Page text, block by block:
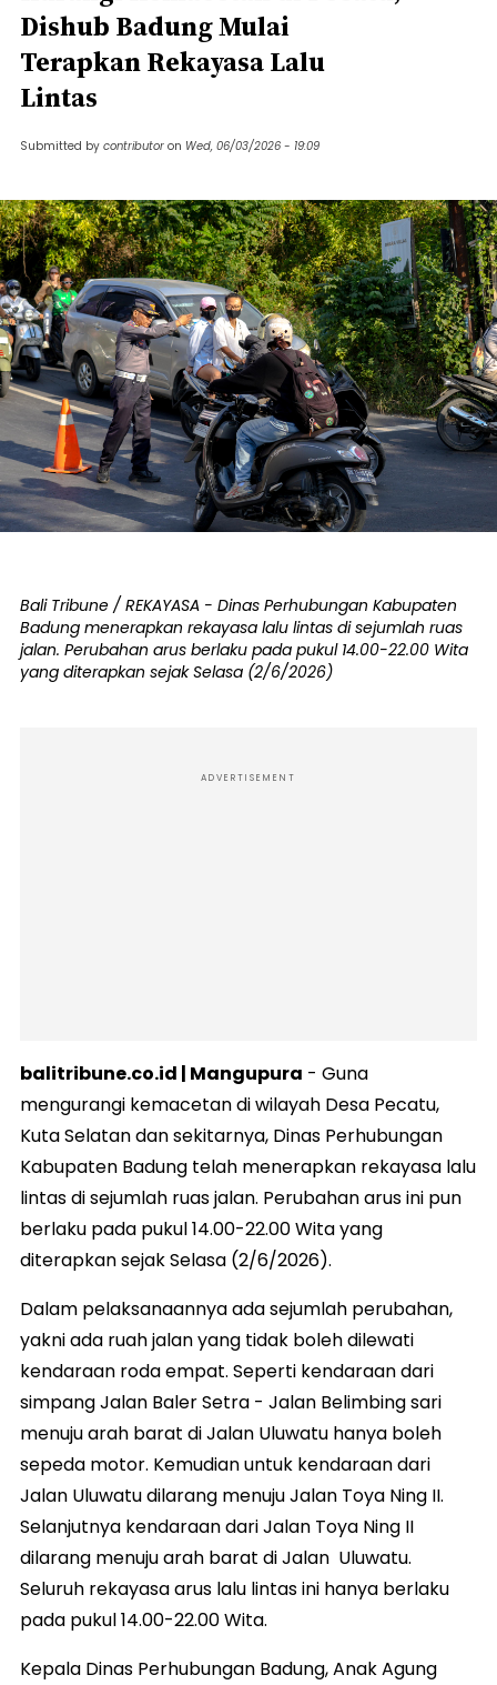
Dishub Badung Mulai
Terapkan Rekayasa Lalu
Lintas
Submitted by contributor on Wed, 06/03/2026 - 19:09
Bali Tribune / REKAYASA - Dinas Perhubungan Kabupaten
Badung menerapkan rekayasa lalu lintas di sejumlah ruas
jalan. Perubahan arus berlaku pada pukul 14.00-22.00 Wita
yang diterapkan sejak Selasa (2/6/2026)
ADVERTISEMENT
balitribune.co.id | Mangupura - Guna
mengurangi kemacetan di wilayah Desa Pecatu,
Kuta Selatan dan sekitarnya, Dinas Perhubungan
Kabupaten Badung telah menerapkan rekayasa lalu
lintas di sejumlah ruas jalan. Perubahan arus ini pun
berlaku pada pukul 14.00-22.00 Wita yang
diterapkan sejak Selasa (2/6/2026).
Dalam pelaksanaannya ada sejumlah perubahan,
yakni ada ruah jalan yang tidak boleh dilewati
kendaraan roda empat. Seperti kendaraan dari
simpang Jalan Baler Setra - Jalan Belimbing sari
menuju arah barat di Jalan Uluwatu hanya boleh
sepeda motor. Kemudian untuk kendaraan dari
Jalan Uluwatu dilarang menuju Jalan Toya Ning II.
Selanjutnya kendaraan dari Jalan Toya Ning II
dilarang menuju arah barat di Jalan Uluwatu.
Seluruh rekayasa arus lalu lintas ini hanya berlaku
pada pukul 14.00-22.00 Wita.
Kepala Dinas Perhubungan Badung, Anak Agung